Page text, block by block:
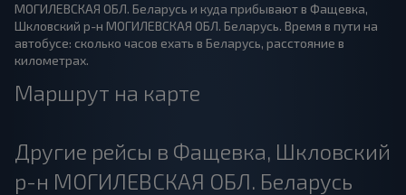
МОГИЛЕВСКАЯ ОБЛ. Беларусь и куда прибывают в Фащевка,
Шкловский р-н МОГИЛЕВСКАЯ ОБЛ. Беларусь. Время в пути на
автобусе: сколько часов ехать в Беларусь, расстояние в
километрах.
Маршрут на карте
Другие рейсы в Фащевка, Шкловский
р-н МОГИЛЕВСКАЯ ОБЛ. Беларусь